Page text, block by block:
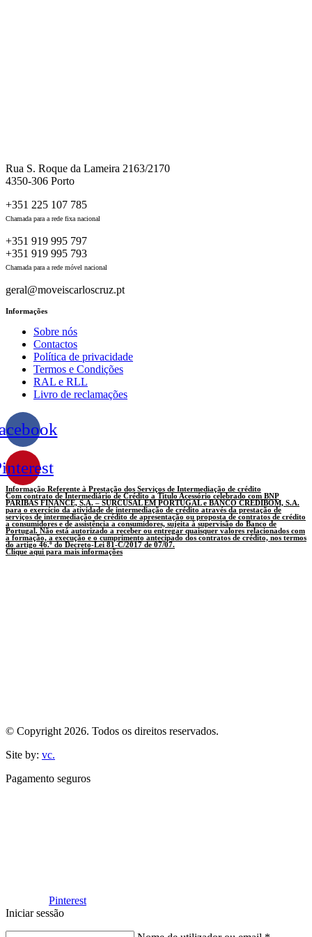
Rua S. Roque da Lameira 2163/2170
4350-306 Porto
+351 225 107 785
Chamada para a rede fixa nacional
+351 919 995 797
+351 919 995 793
Chamada para a rede móvel nacional
geral@moveiscarloscruz.pt
Informações
Sobre nós
Contactos
Política de privacidade
Termos e Condições
RAL e RLL
Livro de reclamações
Informação Referente à Prestação dos Serviços de Intermediação de crédito
Com contrato de Intermediário de Crédito a Titulo Acessório celebrado com BNP
PARIBAS FINANCE, S.A. – SURCUSAL EM PORTUGAL e BANCO CREDIBOM, S.A.
para o exercício da atividade de intermediação de crédito através da prestação de
serviços de intermediação de crédito de apresentação ou proposta de contratos de crédito
a consumidores e de assistência a consumidores, sujeita à supervisão do Banco de
Portugal. Não está autorizado a receber ou entregar quaisquer valores relacionados com
a formação, a execução e o cumprimento antecipado dos contratos de crédito, nos termos
do artigo 46.º do Decreto-Lei 81-C/2017 de 07/07.
Clique aqui para mais informações
© Copyright 2026. Todos os direitos reservados.
Site by: vc.
Pagamento seguros
Pinterest
Iniciar sessão